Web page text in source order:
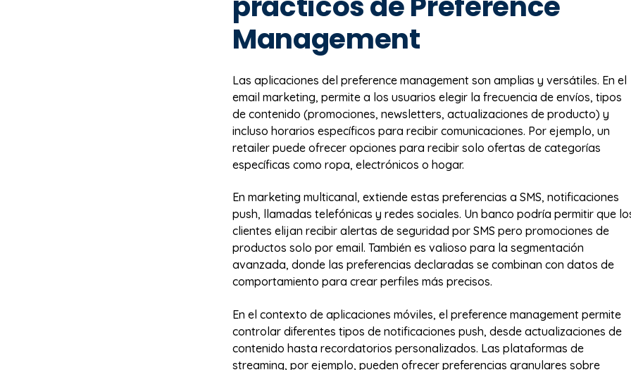
Management
Las aplicaciones del preference management son amplias y versátiles. En el
email marketing, permite a los usuarios elegir la frecuencia de envíos, tipos
de contenido (promociones, newsletters, actualizaciones de producto) y
incluso horarios específicos para recibir comunicaciones. Por ejemplo, un
retailer puede ofrecer opciones para recibir solo ofertas de categorías
específicas como ropa, electrónicos o hogar.
En marketing multicanal, extiende estas preferencias a SMS, notificaciones
push, llamadas telefónicas y redes sociales. Un banco podría permitir que
clientes elijan recibir alertas de seguridad por SMS pero promociones de
productos solo por email. También es valioso para la segmentación
avanzada, donde las preferencias declaradas se combinan con datos de
comportamiento para crear perfiles más precisos.
En el contexto de aplicaciones móviles, el preference management permite
controlar diferentes tipos de notificaciones push, desde actualizaciones de
contenido hasta recordatorios personalizados. Las plataformas de
streaming, por ejemplo, pueden ofrecer preferencias granulares sobre